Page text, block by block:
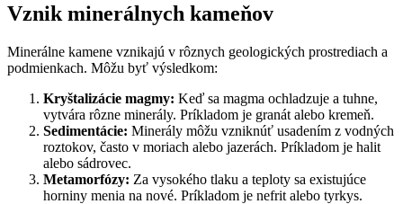
Vznik minerálnych kameňov
Minerálne kamene vznikajú v rôznych geologických prostrediach a
podmienkach. Môžu byť výsledkom:
Kryštalizácie magmy: Keď sa magma ochladzuje a tuhne,
vytvára rôzne minerály. Príkladom je granát alebo kremeň.
Sedimentácie: Minerály môžu vzniknúť usadením z vodných
roztokov, často v moriach alebo jazerách. Príkladom je halit
alebo sádrovec.
Metamorfózy: Za vysokého tlaku a teploty sa existujúce
horniny menia na nové. Príkladom je nefrit alebo tyrkys.